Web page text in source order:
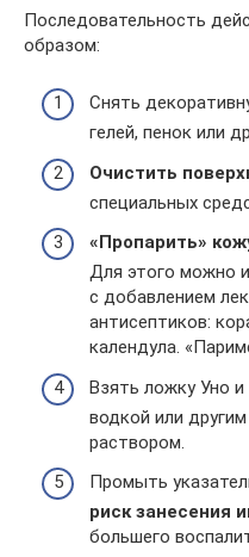
Последовательность
образом:
Снять
гелей, пенок или
Очистить
специальных
«Пропарить»
Для этого можно
с добавлением
антисептиков:
календула.
Взять ложку Уно и
водкой или
раствором.
Промыть
риск занесения
большего